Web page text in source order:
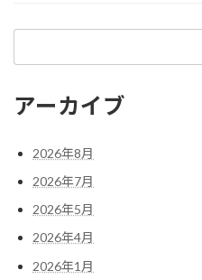
アーカイブ
2026年8月
2026年7月
2026年5月
2026年4月
2026年1月